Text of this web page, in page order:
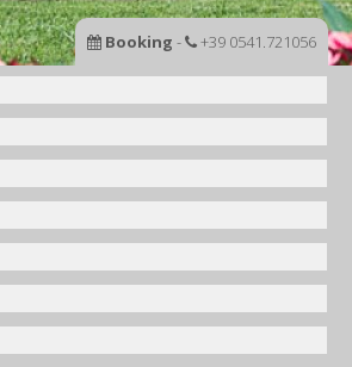
Booking - +39 0541.721056